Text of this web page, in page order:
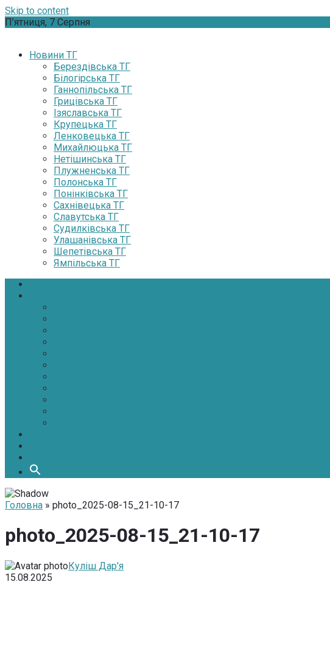
Skip to content
П’ятниця, 7 Серпня
Новини ТГ
Берездівська ТГ
Білогірська ТГ
Ганнопільська ТГ
Грицівська ТГ
Ізяславська ТГ
Крупецька ТГ
Ленковецька ТГ
Михайлюцька ТГ
Нетішинська ТГ
Плужненська ТГ
Полонська ТГ
Понінківська ТГ
Сахнівецька ТГ
Славутська ТГ
Судилківська ТГ
Улашанівська ТГ
Шепетівська ТГ
Ямпільська ТГ
Головна » photo_2025-08-15_21-10-17
photo_2025-08-15_21-10-17
Куліш Дар'я
15.08.2025